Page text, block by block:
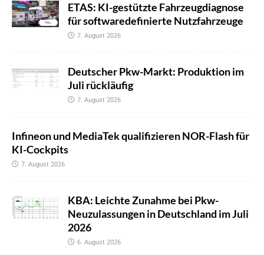
ETAS: KI-gestützte Fahrzeugdiagnose
für softwaredefinierte Nutzfahrzeuge
7. August 2026
Deutscher Pkw-Markt: Produktion im
Juli rückläufig
7. August 2026
Infineon und MediaTek qualifizieren NOR-Flash für
KI-Cockpits
7. August 2026
KBA: Leichte Zunahme bei Pkw-
Neuzulassungen in Deutschland im Juli
2026
6. August 2026